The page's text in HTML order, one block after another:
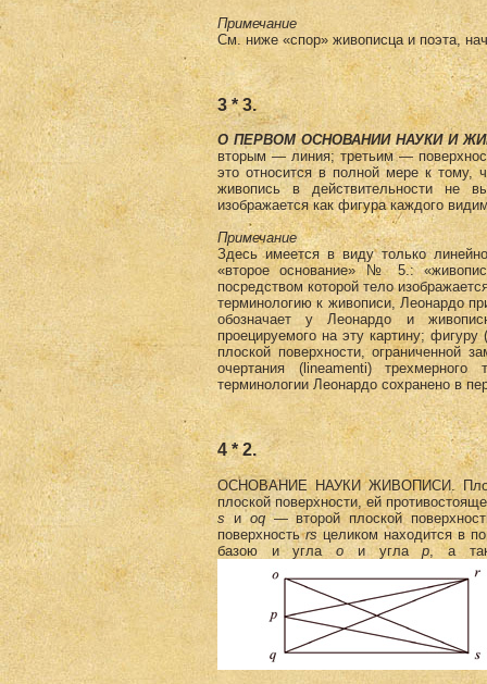
Примечание
См. ниже «спор» живописца и поэта,
3 * 3.
О ПЕРВОМ ОСНОВАНИИ НАУКИ И
вторым — линия; третьим —
это относится в полной мере к тому,
живопись в действительности не
изображается как фигура каждого
Примечание
Здесь имеется в виду только
«второе основание» № 5.:
посредством которой тело
терминологию к живописи, Леонардо
обозначает у Леонардо и
проецируемого на эту картину;
плоской поверхности, ограниченной
очертания (lineamenti)
терминологии Леонардо сохранено в
4 * 2.
ОСНОВАНИЕ НАУКИ ЖИВОПИСИ.
плоской поверхности, ей
sи oq— второй плоской
поверхностьrs целиком находится в
базою и углао и углар , а